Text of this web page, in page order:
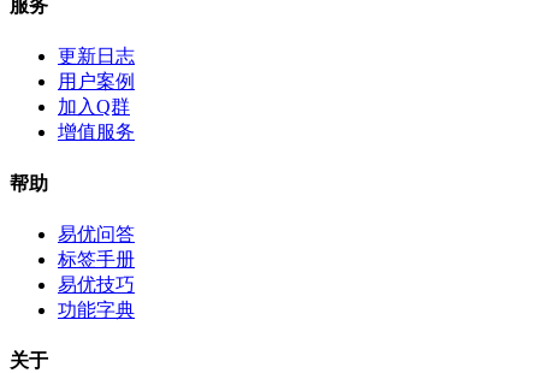
服务
更新日志
用户案例
加入Q群
增值服务
帮助
易优问答
标签手册
易优技巧
功能字典
关于